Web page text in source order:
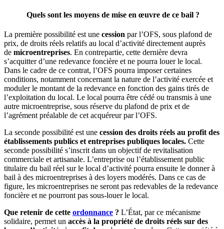
Quels sont les moyens de mise en œuvre de ce bail ?
La première possibilité est une cession par l’OFS, sous plafond de
prix, de droits réels relatifs au local d’activité directement auprès
de microentreprises. En contrepartie, cette dernière devra
s’acquitter d’une redevance foncière et ne pourra louer le local.
Dans le cadre de ce contrat, l’OFS pourra imposer certaines
conditions, notamment concernant la nature de l’activité exercée et
moduler le montant de la redevance en fonction des gains tirés de
l’exploitation du local. Le local pourra être cédé ou transmis à une
autre microentreprise, sous réserve du plafond de prix et de
l’agrément préalable de cet acquéreur par l’OFS.
La seconde possibilité est une cession des droits réels au profit des
établissements publics et entreprises publiques locales. Cette
seconde possibilité s’inscrit dans un objectif de revitalisation
commerciale et artisanale. L’entreprise ou l’établissement public
titulaire du bail réel sur le local d’activité pourra ensuite le donner à
bail à des microentreprises à des loyers modérés. Dans ce cas de
figure, les microentreprises ne seront pas redevables de la redevance
foncière et ne pourront pas sous-louer le local.
Que retenir de cette ordonnance ? L’État, par ce mécanisme
solidaire, permet un accès à la propriété de droits réels sur des